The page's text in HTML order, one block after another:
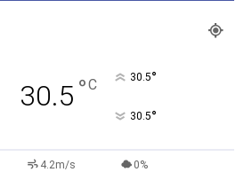
30.5 °C 30.5°
30.5°
4.2m/s 0%